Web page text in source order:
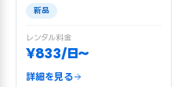
新品
レンタル料金
¥833/日〜
詳細を見る